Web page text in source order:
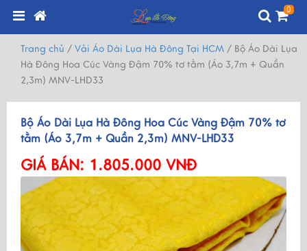
0
Trang chủ / Vải Áo Dài Lụa Hà Đông Tại HCM / Bộ Áo Dài Lụa
Hà Đông Hoa Cúc Vàng Đậm 70% tơ tằm (Áo 3,7m + Quần
2,3m) MNV-LHD33
Bộ Áo Dài Lụa Hà Đông Hoa Cúc Vàng Đậm 70% tơ
tằm (Áo 3,7m + Quần 2,3m) MNV-LHD33
GIÁ BÁN: 1.805.000 VNĐ